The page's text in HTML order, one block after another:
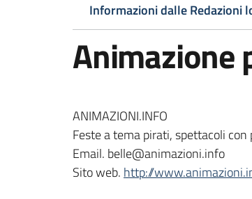
Informazioni dalle Redazioni
Animazione
ANIMAZIONI.INFO
Feste a tema pirati, spettacoli
Email. belle@animazioni.info
Sito web. http://